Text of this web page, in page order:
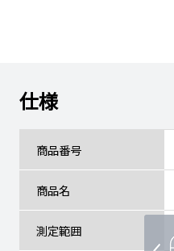
仕様
商品番号
商品名
測定範囲